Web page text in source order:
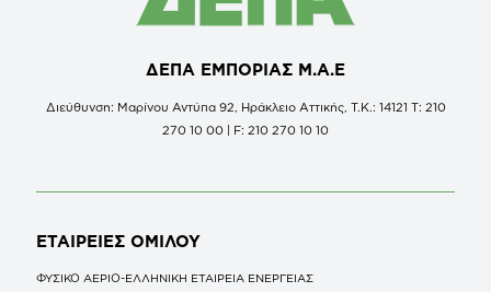
ΔΕΠΑ ΕΜΠΟΡΙΑΣ Μ.Α.Ε
Διεύθυνση: Μαρίνου Αντύπα 92, Ηράκλειο Αττικής, Τ.Κ.: 14121 Τ: 210
270 10 00 | F: 210 270 10 10
ΕΤΑΙΡΕΙΕΣ ΟΜΙΛΟΥ
ΦΥΣΙΚΟ ΑΕΡΙΟ-ΕΛΛΗΝΙΚΗ ΕΤΑΙΡΕΙΑ ΕΝΕΡΓΕΙΑΣ